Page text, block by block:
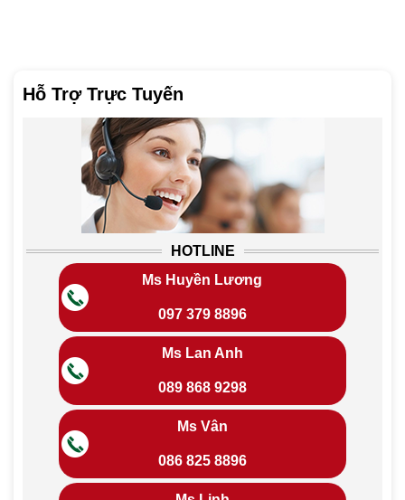
Hỗ Trợ Trực Tuyến
HOTLINE
Ms Huyền Lương
097 379 8896
Ms Lan Anh
089 868 9298
Ms Vân
086 825 8896